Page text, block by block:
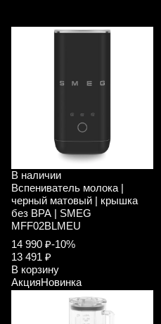
В наличии
Вспениватель молока |
черный матовый | крышка
без ВРА | SMEG
MFF02BLMEU
14 990 ₽-10%
13 491 ₽
В корзину
АкцияНовинка